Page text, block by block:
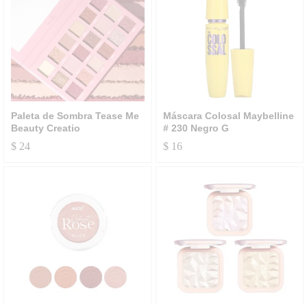
Paleta de Sombra Tease Me
Beauty Creatio
$ 24
Máscara Colosal Maybelline
# 230 Negro G
$16